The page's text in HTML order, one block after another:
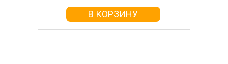
В КОРЗИНУ